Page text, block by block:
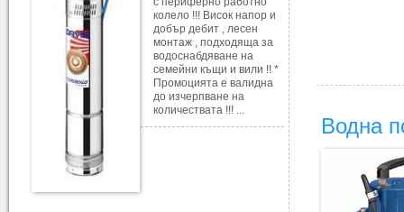
колело !!! Висок напор и
добър дебит , лесен
монтаж , подходяща за
водоснабдяване на
семейни къщи и вили !! *
Промоцията е валидна
до изчерпване на
количествата !!! ...
Водна